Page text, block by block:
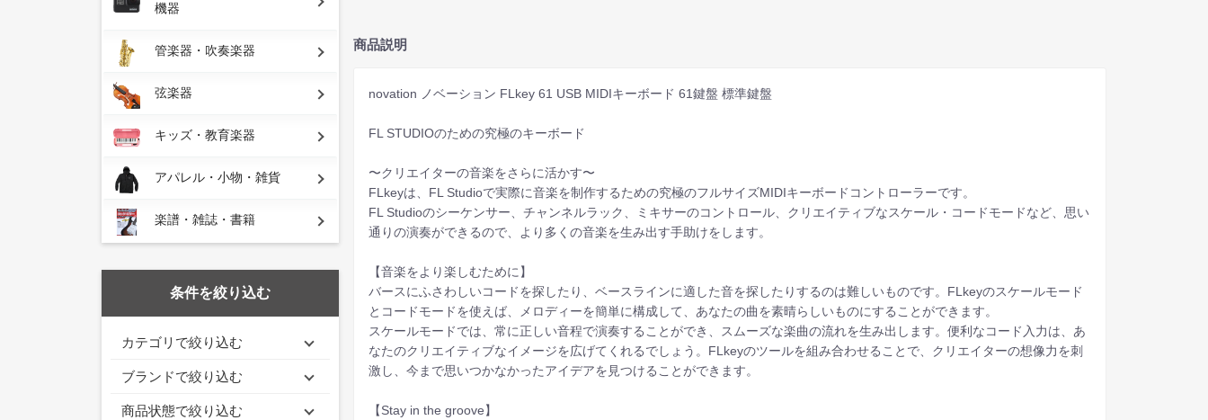
機器
管楽器・吹奏楽器
弦楽器
キッズ・教育楽器
アパレル・小物・雑貨
楽譜・雑誌・書籍
条件を絞り込む
カテゴリで絞り込む
ブランドで絞り込む
商品状態で絞り込む
商品説明
novation ノベーション FLkey 61 USB MIDIキーボード 61鍵盤 標準鍵盤
FL STUDIOのための究極のキーボード
〜クリエイターの音楽をさらに活かす〜
FLkeyは、FL Studioで実際に音楽を制作するための究極のフルサイズMIDIキーボードコントローラーです。
FL Studioのシーケンサー、チャンネルラック、ミキサーのコントロール、クリエイティブなスケール・コードモードなど、思い
通りの演奏ができるので、より多くの音楽を生み出す手助けをします。
【音楽をより楽しむために】
バースにふさわしいコードを探したり、ベースラインに適した音を探したりするのは難しいものです。FLkeyのスケールモード
とコードモードを使えば、メロディーを簡単に構成して、あなたの曲を素晴らしいものにすることができます。
スケールモードでは、常に正しい音程で演奏することができ、スムーズな楽曲の流れを生み出します。便利なコード入力は、あ
なたのクリエイティブなイメージを広げてくれるでしょう。FLkeyのツールを組み合わせることで、クリエイターの想像力を刺
激し、今まで思いつかなかったアイデアを見つけることができます。
【Stay in the groove】